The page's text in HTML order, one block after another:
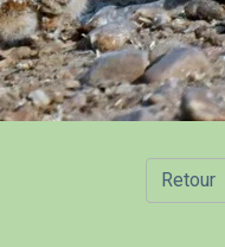
Retour